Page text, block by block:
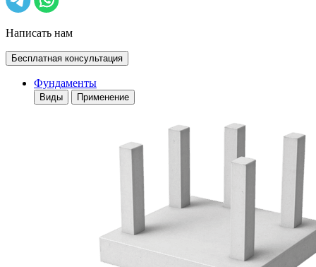
Написать нам
Бесплатная консультация
Фундаменты
Виды Применение